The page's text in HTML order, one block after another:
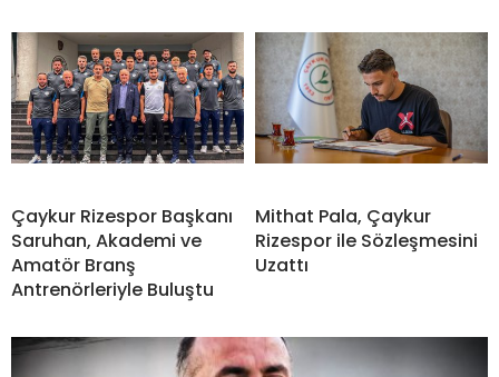
Çaykur Rizespor Başkanı
Saruhan, Akademi ve
Amatör Branş
Antrenörleriyle Buluştu
Mithat Pala, Çaykur
Rizespor ile Sözleşmesini
Uzattı